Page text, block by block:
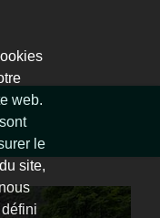
web.
le
site,